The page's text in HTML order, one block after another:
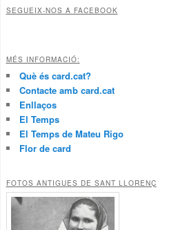
SEGUEIX-NOS A FACEBOOK
MÉS INFORMACIÓ:
Què és card.cat?
Contacte amb card.cat
Enllaços
El Temps
El Temps de Mateu Rigo
Flor de card
FOTOS ANTIGUES DE SANT LLORENÇ